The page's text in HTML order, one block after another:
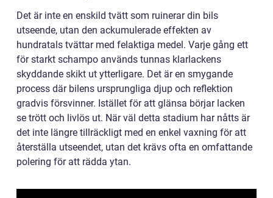
Det är inte en enskild tvätt som ruinerar din bils
utseende, utan den ackumulerade effekten av
hundratals tvättar med felaktiga medel. Varje gång ett
för starkt schampo används tunnas klarlackens
skyddande skikt ut ytterligare. Det är en smygande
process där bilens ursprungliga djup och reflektion
gradvis försvinner. Istället för att glänsa börjar lacken
se trött och livlös ut. När väl detta stadium har nåtts är
det inte längre tillräckligt med en enkel vaxning för att
återställa utseendet, utan det krävs ofta en omfattande
polering för att rädda ytan.